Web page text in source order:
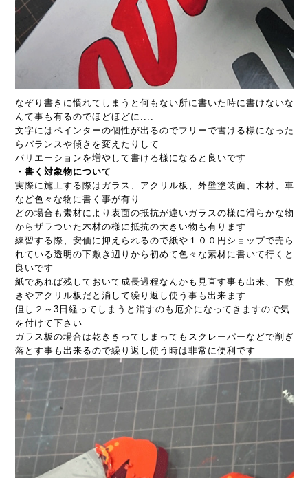
なぞり書きに慣れてしまうと何もない所に書いた時に書けないな
んて事も有るのでほどほどに....
文字にはペインターの個性が出るのでフリーで書ける様になった
らバランスや傾きを変えたりして
バリエーションを増やして書ける様になると良いです
・書く対象物について
実際に施工する際はガラス、アクリル板、外壁塗装面、木材、車
など色々な物に書く事が有り
どの場合も素材により表面の抵抗が違いガラスの様に滑らかな物
からザラついた木材の様に抵抗の大きい物も有ります
練習する際、安価に抑えられるので紙や１００円ショップで売ら
れている透明の下敷き辺りから初めて色々な素材に書いて行くと
良いです
紙であれば残しておいて成長過程なんかも見直す事も出来、下敷
きやアクリル板だと消して繰り返し使う事も出来ます
但し２～3日経ってしまうと消すのも厄介になってきますので気
を付けて下さい
ガラス板の場合は乾ききってしまってもスクレーパーなどで削ぎ
落とす事も出来るので繰り返し使う時は非常に便利です